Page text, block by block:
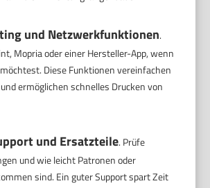
und Netzwerkfunktionen.
Mopria oder einer Hersteller-App, wenn
Diese Funktionen vereinfachen
ermöglichen schnelles Drucken von
und Ersatzteile. Prüfe
und wie leicht Patronen oder
sind. Ein guter Support spart Zeit